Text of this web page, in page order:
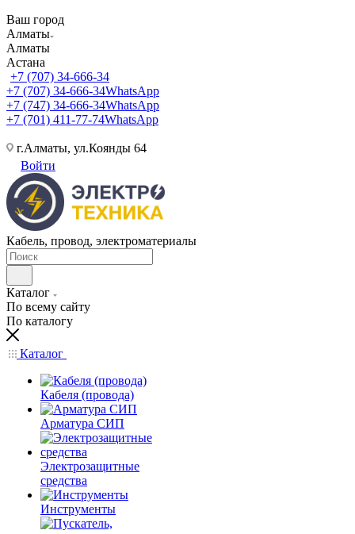
Ваш город
Алматы
Алматы
Астана
+7 (707) 34-666-34
+7 (707) 34-666-34WhatsApp
+7 (747) 34-666-34WhatsApp
+7 (701) 411-77-74WhatsApp
г.Алматы, ул.Коянды 64
Войти
Кабель, провод, электроматериалы
Каталог
По всему сайту
По каталогу
Каталог
Кабеля (провода)
Арматура СИП
Электрозащитные
средства
Инструменты